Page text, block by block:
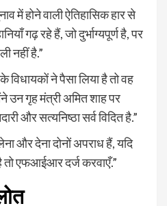
में होने वाली ऐतिहासिक हार से
गढ़ रहे हैं, जो दुर्भाग्यपूर्ण है, पर
नहीं है.”
विधायकों ने पैसा लिया है तो वह
उन गृह मंत्री अमित शाह पर
और सत्यनिष्ठा सर्व विदित है.”
और देना दोनों अपराध हैं, यदि
तो एफआईआर दर्ज करवाएँ.”